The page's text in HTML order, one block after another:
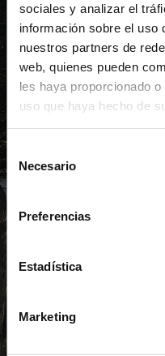
sociales y analizar el
información sobre el uso
nuestros partners de
web, quienes pueden
les haya proporcionado
uso que haya hecho de
de
consentimiento
Necesario
Preferencias
Estadística
Marketing
Este bonito hoyo de par
hándicap 2 del campo
espectacular desnivel
primer golpe.Greencon
derecha, y segundo tiro
373 366